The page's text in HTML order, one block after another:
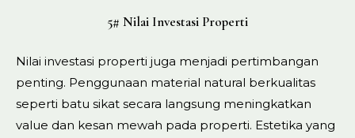
5# Nilai Investasi Properti
Nilai investasi properti juga menjadi pertimbangan
penting. Penggunaan material natural berkualitas
seperti batu sikat secara langsung meningkatkan
value dan kesan mewah pada properti. Estetika yang